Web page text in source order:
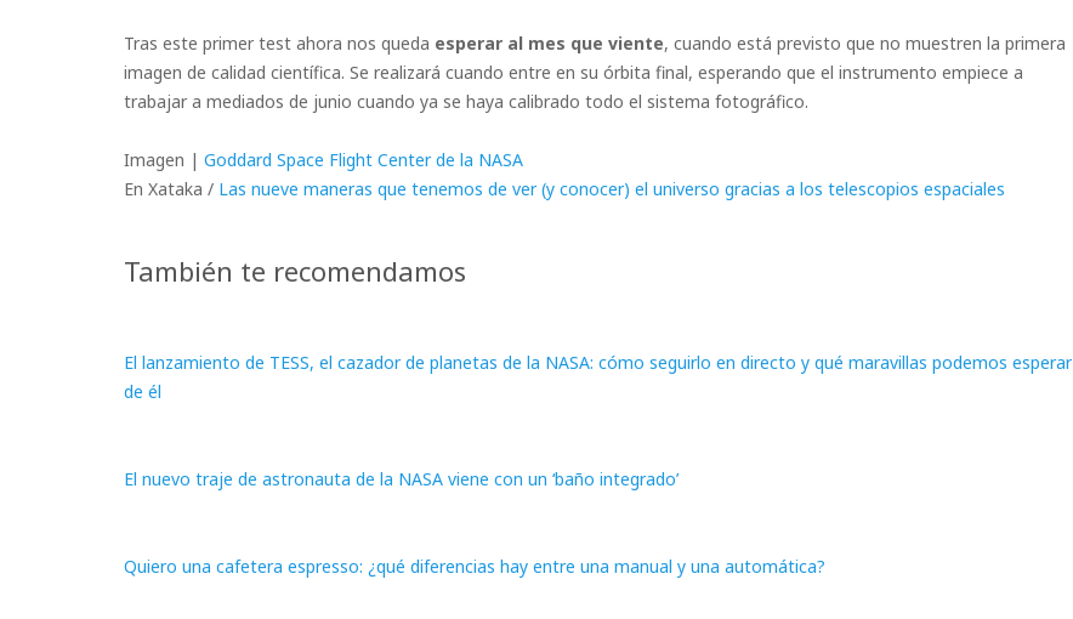
Tras este primer test ahora nos queda esperar al mes que viente, cuando está previsto que no muestren la primera
imagen de calidad científica. Se realizará cuando entre en su órbita final, esperando que el instrumento empiece a
trabajar a mediados de junio cuando ya se haya calibrado todo el sistema fotográfico.
Imagen | Goddard Space Flight Center de la NASA
En Xataka / Las nueve maneras que tenemos de ver (y conocer) el universo gracias a los telescopios espaciales
También te recomendamos
El lanzamiento de TESS, el cazador de planetas de la NASA: cómo seguirlo en directo y qué maravillas podemos esperar
de él
El nuevo traje de astronauta de la NASA viene con un ‘baño integrado’
Quiero una cafetera espresso: ¿qué diferencias hay entre una manual y una automática?